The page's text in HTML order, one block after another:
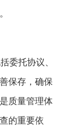
委托协议、
保存，确保
质量管理体
的重要依